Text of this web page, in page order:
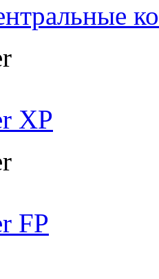
XP
FP